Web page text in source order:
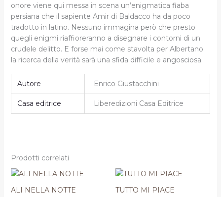
onore viene qui messa in scena un’enigmatica fiaba
persiana che il sapiente Amir di Baldacco ha da poco
tradotto in latino. Nessuno immagina però che presto
quegli enigmi riaffioreranno a disegnare i contorni di un
crudele delitto. E forse mai come stavolta per Albertano
la ricerca della verità sarà una sfida difficile e angosciosa.
Autore Enrico Giustacchini
Casa editrice Liberedizioni Casa Editrice
Prodotti correlati
ALI NELLA NOTTE TUTTO MI PIACE
Il
originale
Il
attuale